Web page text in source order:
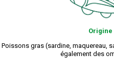
Poissons gras (sardine, maquereau,
également des